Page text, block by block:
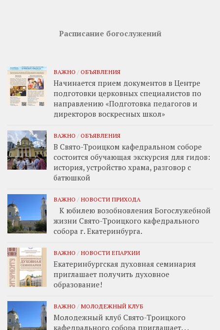
Расписание богослужений
ВАЖНО / ОБЪЯВЛЕНИЯ
Начинается прием документов в Центре
подготовки церковных специалистов по
направлению «Подготовка педагогов и
директоров воскресных школ»
ВАЖНО / ОБЪЯВЛЕНИЯ
В Свято-Троицком кафедральном соборе
состоится обучающая экскурсия для гидов:
история, устройство храма, разговор с
батюшкой
ВАЖНО / НОВОСТИ ПРИХОДА
К юбилею возобновления Богослужебной
жизни Свято-Троицкого кафедрального
собора г. Екатеринбурга.
ВАЖНО / НОВОСТИ ЕПАРХИИ
Екатеринбургская духовная семинария
приглашает получить духовное
образование!
ВАЖНО / МОЛОДЕЖНЫЙ КЛУБ
Молодежный клуб Свято-Троицкого
кафедрального собора приглашает. . .